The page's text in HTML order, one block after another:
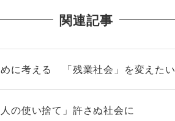
関連記事
に考える 「残業社会」を変えたい
の使い捨て」許さぬ社会に